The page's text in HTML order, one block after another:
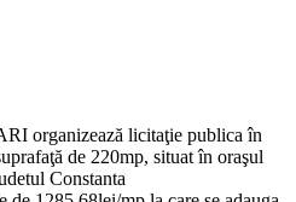
organizează licitaţie publica în
de 220mp, situat în oraşul
Constanta